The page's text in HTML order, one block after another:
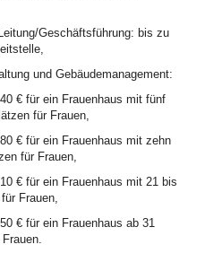
Geschäftsführung: bis zu
und Gebäudemanagement:
€ für ein Frauenhaus mit fünf
für Frauen,
€ für ein Frauenhaus mit zehn
für Frauen,
€ für ein Frauenhaus mit 21 bis
Frauen,
€ für ein Frauenhaus ab 31